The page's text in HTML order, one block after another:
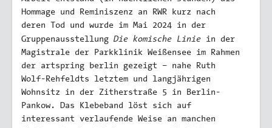
Hommage und Reminiszenz an RWR kurz nach
deren Tod und wurde im Mai 2024 in der
Gruppenausstellung Die komische Linie in der
Magistrale der Parkklinik Weißensee im Rahmen
der artspring berlin gezeigt – nahe Ruth
Wolf-Rehfeldts letztem und langjährigen
Wohnsitz in der Zitherstraße 5 in Berlin-
Pankow. Das Klebeband löst sich auf
interessant verlaufende Weise an manchen